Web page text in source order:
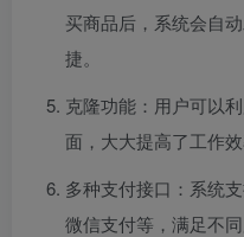
买商品后，系统会自
捷。
克隆功能：用户可以
面，大大提高了工作效
多种支付接口：系统
微信支付等，满足不同